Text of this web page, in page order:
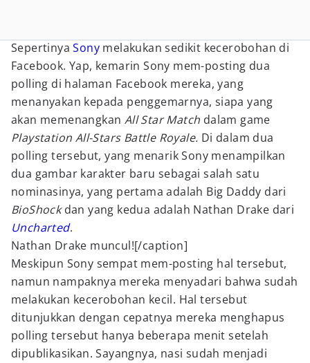
SepertinyaSony melakukan sedikit kecerobohan di
Facebook. Yap, kemarin Sony mem-posting dua
polling di halaman Facebook mereka, yang
menanyakan kepada penggemarnya, siapa yang
akan memenangkan All Star Match dalam game
Playstation All-Stars Battle Royale. Di dalam dua
polling tersebut, yang menarik Sony menampilkan
dua gambar karakter baru sebagai salah satu
nominasinya, yang pertama adalah Big Daddy dari
BioShockdan yang kedua adalah Nathan Drake dari
Uncharted.
Nathan Drake muncul![/caption]
Meskipun Sony sempat mem-posting hal tersebut,
namun nampaknya mereka menyadari bahwa sudah
melakukan kecerobohan kecil. Hal tersebut
ditunjukkan dengan cepatnya mereka menghapus
polling tersebut hanya beberapa menit setelah
dipublikasikan. Sayangnya, nasi sudah menjadi